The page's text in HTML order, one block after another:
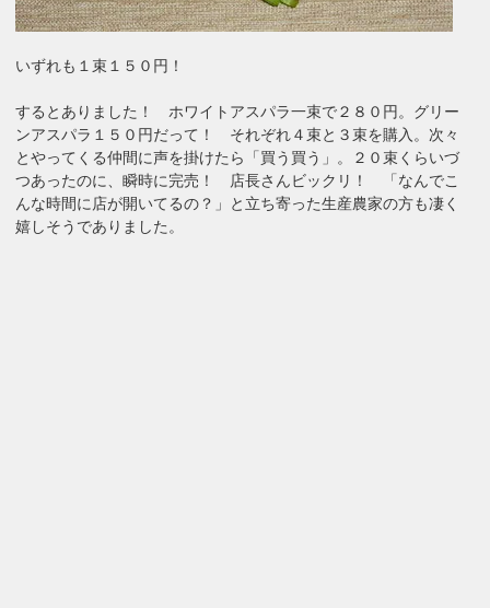
いずれも１束１５０円！
するとありました！ ホワイトアスパラ一束で２８０円。グリー
ンアスパラ１５０円だって！ それぞれ４束と３束を購入。次々
とやってくる仲間に声を掛けたら「買う買う」。２０束くらいづ
つあったのに、瞬時に完売！ 店長さんビックリ！ 「なんでこ
んな時間に店が開いてるの？」と立ち寄った生産農家の方も凄く
嬉しそうでありました。